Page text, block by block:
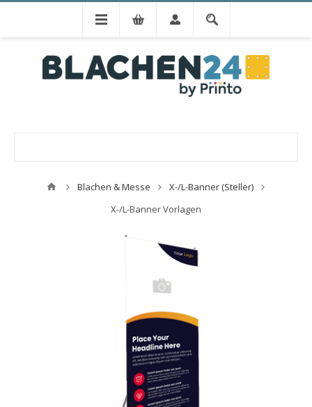
Blachen & Messe
X-/L-Banner (Steller)
X-/L-Banner Vorlagen